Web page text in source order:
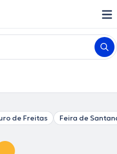
de Freitas Feira de